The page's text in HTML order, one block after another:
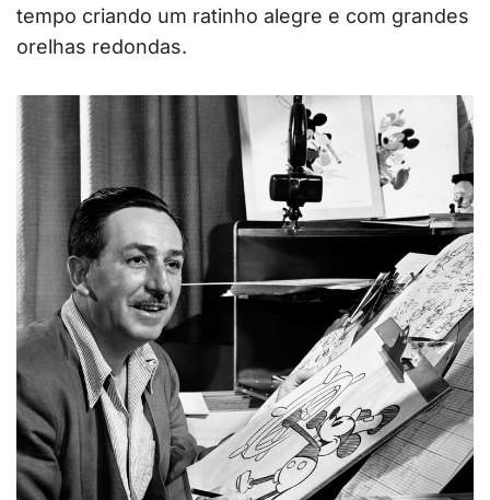
tempo criando um ratinho alegre e com grandes
orelhas redondas.